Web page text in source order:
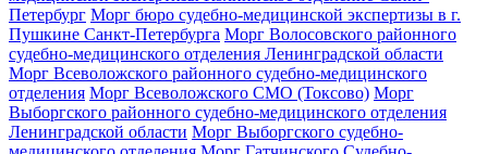
Петербург Морг бюро судебно-медицинской экспертизы в г.
Пушкине Санкт-Петербурга Морг Волосовского районного
судебно-медицинского отделения Ленинградской области
Морг Всеволожского районного судебно-медицинского
отделения Морг Всеволожского СМО (Токсово) Морг
Выборгского районного судебно-медицинского отделения
Ленинградской области Морг Выборгского судебно-